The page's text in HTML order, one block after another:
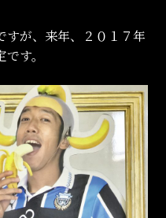
すが、来年、２０１７年
す。